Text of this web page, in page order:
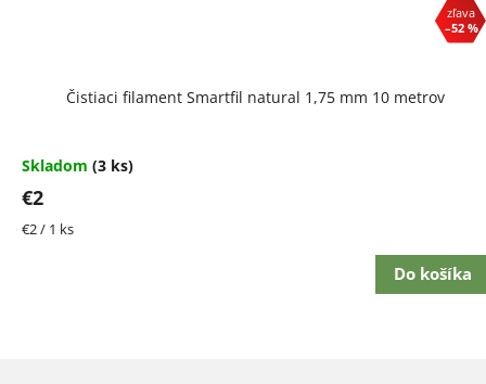
–52 %
Čistiaci filament Smartfil natural 1,75 mm 10 metrov
Skladom (3 ks)
€2
Jednotková
€2 / 1 ks
Do košíka